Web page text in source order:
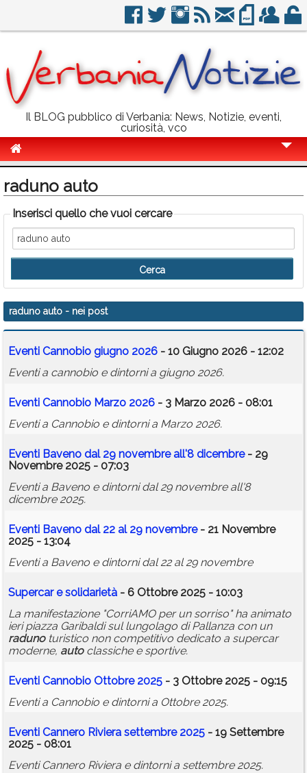
Il BLOG pubblico di Verbania: News, Notizie, eventi,
curiosità, vco
Politica
Sport
Eventi
Info Utili
Rubriche
Calendario
Annunci
raduno auto
Inserisci quello che vuoi cercare
raduno auto - nei post
Eventi Cannobio giugno 2026 - 10 Giugno 2026 - 12:02
Eventi a cannobio e dintorni a giugno 2026.
Eventi Cannobio Marzo 2026 - 3 Marzo 2026 - 08:01
Eventi a Cannobio e dintorni a Marzo 2026.
Eventi Baveno dal 29 novembre all'8 dicembre- 29
Novembre 2025 - 07:03
Eventi a Baveno e dintorni dal 29 novembre all'8
dicembre 2025.
Eventi Baveno dal 22 al 29 novembre- 21 Novembre
2025 - 13:04
Eventi a Baveno e dintorni dal 22 al 29 novembre
Supercar e solidarietà - 6 Ottobre 2025 - 10:03
La manifestazione "CorriAMO per un sorriso" ha animato
ieri piazza Garibaldi sul lungolago di Pallanza con un
radunoturistico non competitivo dedicato a supercar
moderne, autoclassiche e sportive.
Eventi Cannobio Ottobre 2025 - 3 Ottobre 2025 - 09:15
Eventi a Cannobio e dintorni a Ottobre 2025.
Eventi Cannero Riviera settembre 2025 - 19 Settembre
2025 - 08:01
Eventi Cannero Riviera e dintorni a settembre 2025.